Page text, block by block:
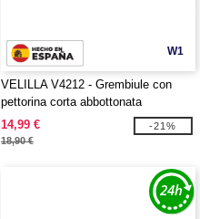
W1
VELILLA V4212 - Grembiule con
pettorina corta abbottonata
14,99 €
18,90 €
-21%